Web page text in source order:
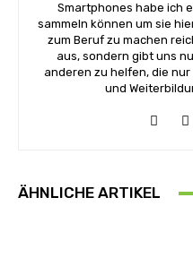
Smartphones habe ich
sammeln können um sie
zum Beruf zu machen
aus, sondern gibt uns
anderen zu helfen, die
und
ÄHNLICHE ARTIKEL